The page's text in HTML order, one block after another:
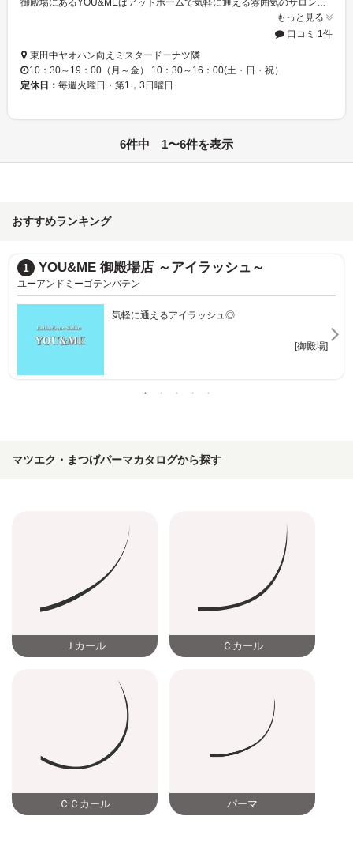
御殿場にあるYOU&MEはアットホームで気軽に通える雰囲気のサロンです◆。＋大型店は苦手。。。という方はぜひ一度遊びに来てくださいね☆！優しいスタッフに何でもご相談ください☆ミ
もっと見る
口コミ 1件
東田中ヤオハン向えミスタードーナツ隣
10：30～19：00（月～金） 10：30～16：00(土・日・祝）
定休日： 毎週火曜日・第1，3日曜日
6件中 1〜6件を表示
おすすめランキング
1 YOU&ME 御殿場店 ～アイラッシュ～
ユーアンドミーゴテンバテン
気軽に通えるアイラッシュ◎
[御殿場]
マツエク・まつげパーマカタログから探す
Ｊカール Ｃカール
ＣＣカール パーマ